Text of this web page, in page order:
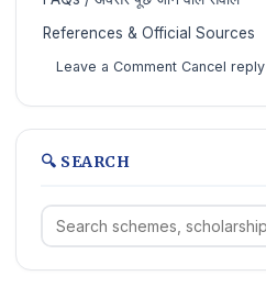
References & Official Sources
Leave a Comment Cancel reply
🔍 SEARCH